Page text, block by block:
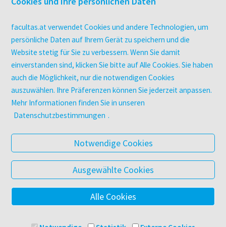
utb elibrary
E-Books
facultas Club
UNTERNEHMEN
Über facultas
Datenschutz & Cookies
AGB
Barrierefreiheit
© 2025 Facultas Verlags- und Buchhandels AG
facultas.at verwendet Cookies und andere Technologien, um
persönliche Daten auf Ihrem Gerät zu speichern und die
Website stetig für Sie zu verbessern. Wenn Sie damit
einverstanden sind, klicken Sie bitte auf Alle Cookies. Sie haben
auch die Möglichkeit, nur die notwendigen Cookies
auszuwählen. Ihre Präferenzen können Sie jederzeit anpassen.
Mehr Informationen finden Sie in unseren
Datenschutzbestimmungen .
Notwendige Cookies
Ausgewählte Cookies
Alle Cookies